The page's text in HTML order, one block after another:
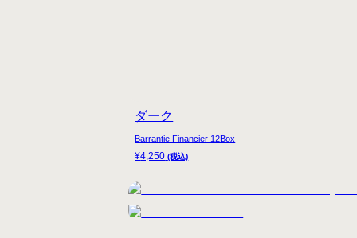
¥4,250 (税込)
Barrantie Financier 12Box
ダーク